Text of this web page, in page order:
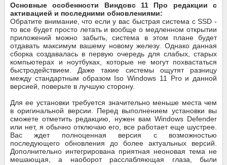
Основные особенности Виндовс 11 Про редакции с
активацией и последними обновлениями:
Обратите внимание, что если у вас быстрая система с SSD -
то все будет просто летать и вообще о медленном открытии
приложений можно забыть, система в этом плане будет
отдавать максимум вашему новому железу. Однако данная
сборка создавалась в первую очередь для слабых, старых
компьютерах и ноутбуках, которые не могут похвастаться
быстродействием. Даже такие системы ощутят разницу
между стандартным образом Iso Windows 11 Pro и данной
версией, поверьте в лучшую сторону.
Для ее установки требуется значительно меньше места чем
в оригинальной версии. Перед выполнением установки вы
сможете отметить редакцию, нужен вам Windows Defender
или нет, я обычно отключаю его, все работает еще шустрее.
Вас ждет полноценная версия с возможностью
последующего обновления до более актуальных версий.
Дополнительно интегрирована приятная неоновая тема не
мешающая, а наоборот расслабляющая глаза, были